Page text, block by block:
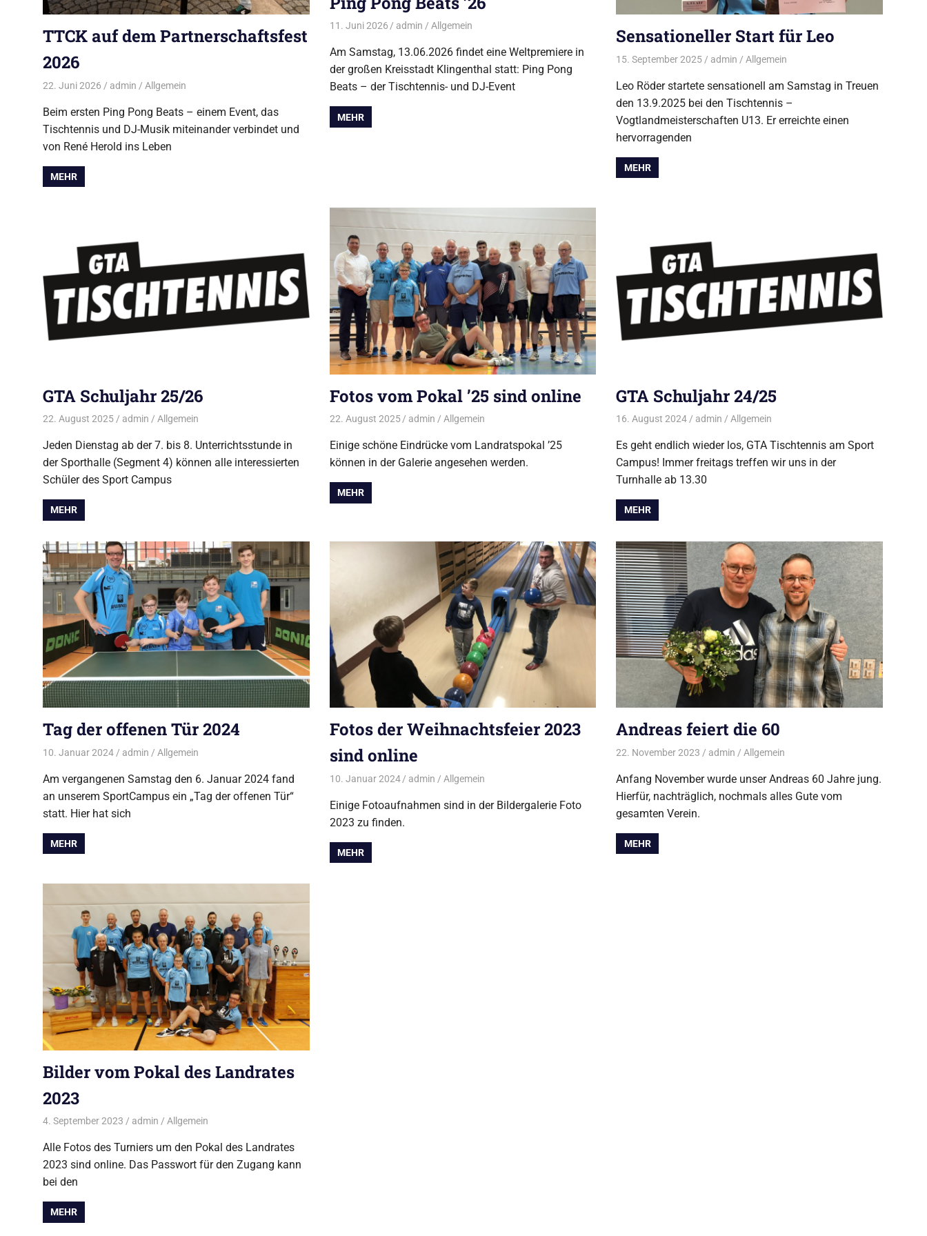
TTCK auf dem Partnerschaftsfest
2026
22. Juni 2026 admin Allgemein
Beim ersten Ping Pong Beats – einem Event, das
Tischtennis und DJ-Musik miteinander verbindet und
von René Herold ins Leben
MEHR
11. Juni 2026 admin Allgemein
Am Samstag, 13.06.2026 findet eine Weltpremiere in
der großen Kreisstadt Klingenthal statt: Ping Pong
Beats – der Tischtennis- und DJ-Event
MEHR
Sensationeller Start für Leo
15. September 2025 admin Allgemein
Leo Röder startete sensationell am Samstag in Treuen
den 13.9.2025 bei den Tischtennis –
Vogtlandmeisterschaften U13. Er erreichte einen
hervorragenden
MEHR
GTA Schuljahr 25/26
22. August 2025 admin Allgemein
Jeden Dienstag ab der 7. bis 8. Unterrichtsstunde in
der Sporthalle (Segment 4) können alle interessierten
Schüler des Sport Campus
MEHR
Fotos vom Pokal ’25 sind online
22. August 2025 admin Allgemein
Einige schöne Eindrücke vom Landratspokal ’25
können in der Galerie angesehen werden.
MEHR
GTA Schuljahr 24/25
16. August 2024 admin Allgemein
Es geht endlich wieder los, GTA Tischtennis am Sport
Campus! Immer freitags treffen wir uns in der
Turnhalle ab 13.30
MEHR
Tag der offenen Tür 2024
10. Januar 2024 admin Allgemein
Am vergangenen Samstag den 6. Januar 2024 fand
an unserem SportCampus ein „Tag der offenen Tür“
statt. Hier hat sich
MEHR
Fotos der Weihnachtsfeier 2023
sind online
10. Januar 2024 admin Allgemein
Einige Fotoaufnahmen sind in der Bildergalerie Foto
2023 zu finden.
MEHR
Andreas feiert die 60
22. November 2023 admin Allgemein
Anfang November wurde unser Andreas 60 Jahre jung.
Hierfür, nachträglich, nochmals alles Gute vom
gesamten Verein.
MEHR
Bilder vom Pokal des Landrates
2023
4. September 2023 admin Allgemein
Alle Fotos des Turniers um den Pokal des Landrates
2023 sind online. Das Passwort für den Zugang kann
bei den
MEHR